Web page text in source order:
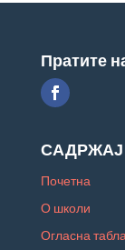
Пратите
САДРЖАЈ
Почетна
О школи
Огласна табла